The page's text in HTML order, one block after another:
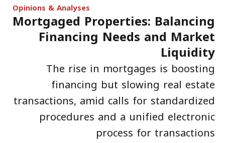
Opinions & Analyses
Mortgaged Properties: Balancing
Financing Needs and Market
Liquidity
The rise in mortgages is boosting
financing but slowing real estate
transactions, amid calls for standardized
procedures and a unified electronic
process for transactions